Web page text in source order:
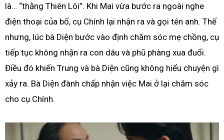
là… “thằng Thiên Lôi”. Khi Mai vừa bước ra ngoài nghe
điện thoại của bố, cụ Chính lại nhận ra và gọi tên anh. Thế
nhưng, lúc bà Diện bước vào định chăm sóc mẹ chồng, cụ
tiếp tục không nhận ra con dâu và phũ phàng xua đuổi.
Điều đó khiến Trung và bà Diện cũng không hiểu chuyện gì
xảy ra. Bà Diện đành chấp nhận việc Mai ở lại chăm sóc
cho cụ Chính.